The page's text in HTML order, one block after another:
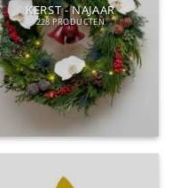
KERST - NAJAAR
228 PRODUCTEN